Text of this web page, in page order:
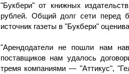
"Букбери" от книжных
рублей. Общий долг сети перед
источник газеты в "Букбери"
"Арендодатели не пошли нам
поставщиков нам удалось
тремя компаниями — "Аттикус",